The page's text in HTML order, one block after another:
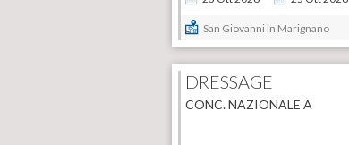
San Giovanni in Marignano
DRESSAGE
CONC. NAZIONALE A